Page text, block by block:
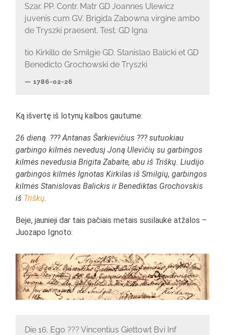
Szar. PP. Contr. Matr GD Joannes Ulewicz
juvenis cum GV. Brigida Zabowna virgine ambo
de Tryszki praesent. Test. GD Igna
tio Kirkillo de Smilgie GD. Stanislao Balicki et GD
Benedicto Grochowski de Tryszki
1786-02-26
Ką išvertę iš lotynų kalbos gautume:
26 dieną. ??? Antanas Šarkievičius ??? sutuokiau
garbingo kilmės nevedusį Joną Ulevičių su garbingos
kilmės nevedusia Brigita Zabaite, abu iš Triškų. Liudijo
garbingos kilmės Ignotas Kirkilas iš Smilgių, garbingos
kilmės Stanislovas Balickis ir Benediktas Grochovskis
iš Triškų.
Beje, jaunieji dar tais pačiais metais susilaukė atžalos –
Juozapo Ignoto:
Die 16. Ego ??? Vincentius Giettowt Bvi Inf